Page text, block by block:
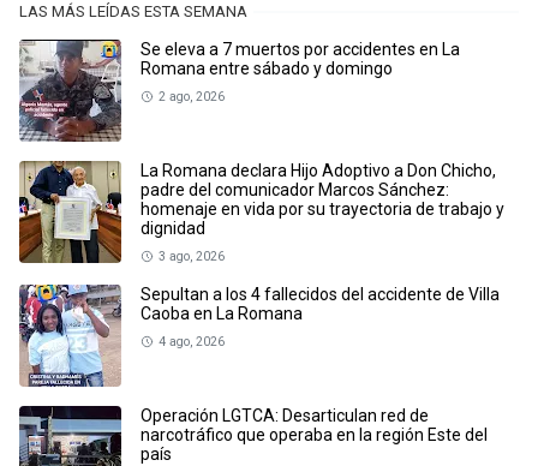
LAS MÁS LEÍDAS ESTA SEMANA
Se eleva a 7 muertos por accidentes en La
Romana entre sábado y domingo
2 ago, 2026
La Romana declara Hijo Adoptivo a Don Chicho,
padre del comunicador Marcos Sánchez:
homenaje en vida por su trayectoria de trabajo y
dignidad
3 ago, 2026
Sepultan a los 4 fallecidos del accidente de Villa
Caoba en La Romana
4 ago, 2026
Operación LGTCA: Desarticulan red de
narcotráfico que operaba en la región Este del
país